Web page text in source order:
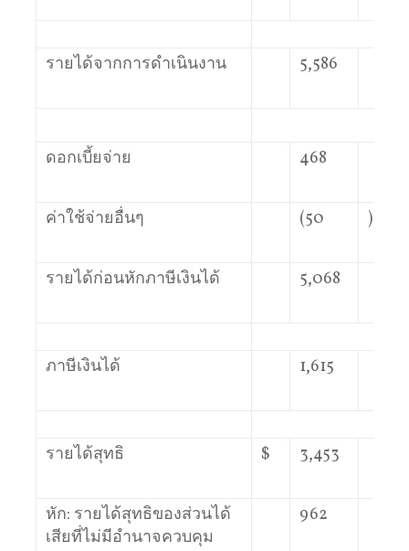
รายได้จากการดำเนินงาน 5,586
ดอกเบี้ยจ่าย 468
ค่าใช้จ่ายอื่นๆ (50 )
รายได้ก่อนหักภาษีเงินได้ 5,068
ภาษีเงินได้ 1,615
รายได้สุทธิ $ 3,453
หัก: รายได้สุทธิของส่วนได้
เสียที่ไม่มีอำนาจควบคุม
962